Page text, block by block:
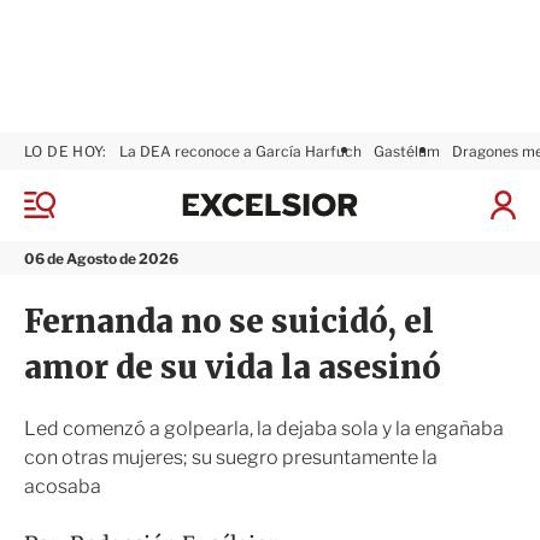
M
n
06 de Agosto de 2026
LO DE HOY: La DEA reconoce a García Harfuch Gastélum Dragones
I
x
s
i
r
Fernanda no se suicidó, el
amor de su vida la asesinó
Led comenzó a golpearla, la dejaba sola y la engañaba
con otras mujeres; su suegro presuntamente la
acosaba